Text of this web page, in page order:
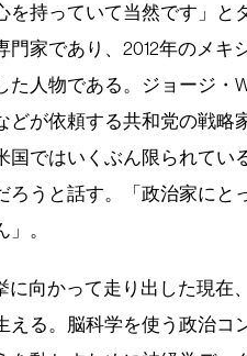
を持っていて当然です」と
門家であり、2012年のメ
た人物である。ジョージ・
どが依頼する共和党の戦略
国ではいくぶん限られて
ろうと話す。「政治家にと
。
に向かって走り出した現
える。脳科学を使う政治コ